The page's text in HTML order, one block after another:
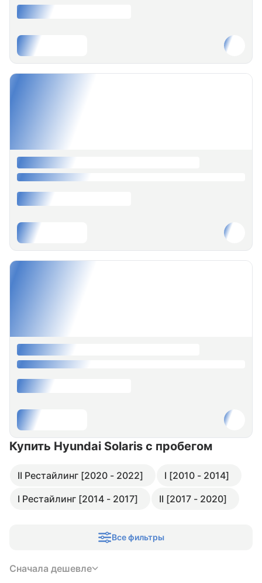
Купить Hyundai Solaris с пробегом
II Рестайлинг [2020 - 2022]
I [2010 - 2014]
I Рестайлинг [2014 - 2017]
II [2017 - 2020]
Все фильтры
Сначала дешевле